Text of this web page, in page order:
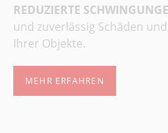
REDUZIERTE
und zuverlässig Schäden
Ihrer Objekte.
MEHR ERFAHREN